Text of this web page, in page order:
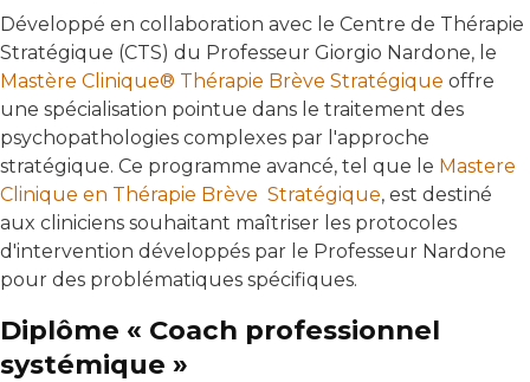
Développé en collaboration avec le Centre de Thérapie
Stratégique (CTS) du Professeur Giorgio Nardone, le
Mastère Clinique® Thérapie Brève Stratégique offre
une spécialisation pointue dans le traitement des
psychopathologies complexes par l'approche
stratégique. Ce programme avancé, tel que le Mastere
Clinique en Thérapie Brève Stratégique, est destiné
aux cliniciens souhaitant maîtriser les protocoles
d'intervention développés par le Professeur Nardone
pour des problématiques spécifiques.
Diplôme « Coach professionnel
systémique »